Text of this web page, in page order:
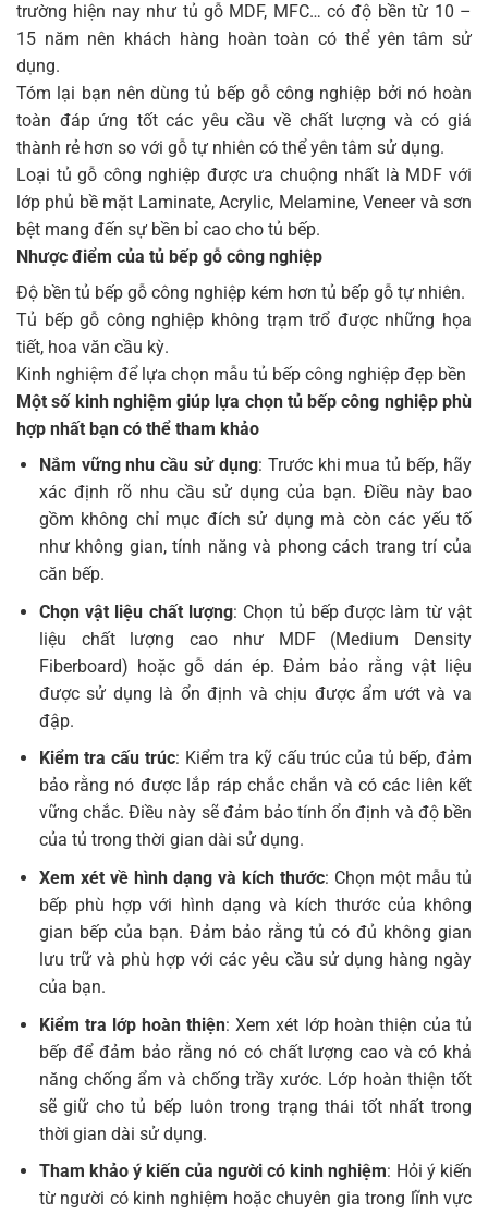
trường hiện nay như tủ gỗ MDF, MFC… có độ bền từ 10 –
15 năm nên khách hàng hoàn toàn có thể yên tâm sử
dụng.
Tóm lại bạn nên dùng tủ bếp gỗ công nghiệp bởi nó hoàn
toàn đáp ứng tốt các yêu cầu về chất lượng và có giá
thành rẻ hơn so với gỗ tự nhiên có thể yên tâm sử dụng.
Loại tủ gỗ công nghiệp được ưa chuộng nhất là MDF với
lớp phủ bề mặt Laminate, Acrylic, Melamine, Veneer và sơn
bệt mang đến sự bền bỉ cao cho tủ bếp.
Nhược điểm của tủ bếp gỗ công nghiệp
Độ bền tủ bếp gỗ công nghiệp kém hơn tủ bếp gỗ tự nhiên.
Tủ bếp gỗ công nghiệp không trạm trổ được những họa
tiết, hoa văn cầu kỳ.
Kinh nghiệm để lựa chọn mẫu tủ bếp công nghiệp đẹp bền
Một số kinh nghiệm giúp lựa chọn tủ bếp công nghiệp phù
hợp nhất bạn có thể tham khảo
Nắm vững nhu cầu sử dụng: Trước khi mua tủ bếp, hãy
xác định rõ nhu cầu sử dụng của bạn. Điều này bao
gồm không chỉ mục đích sử dụng mà còn các yếu tố
như không gian, tính năng và phong cách trang trí của
căn bếp.
Chọn vật liệu chất lượng: Chọn tủ bếp được làm từ vật
liệu chất lượng cao như MDF (Medium Density
Fiberboard) hoặc gỗ dán ép. Đảm bảo rằng vật liệu
được sử dụng là ổn định và chịu được ẩm ướt và va
đập.
Kiểm tra cấu trúc: Kiểm tra kỹ cấu trúc của tủ bếp, đảm
bảo rằng nó được lắp ráp chắc chắn và có các liên kết
vững chắc. Điều này sẽ đảm bảo tính ổn định và độ bền
của tủ trong thời gian dài sử dụng.
Xem xét về hình dạng và kích thước: Chọn một mẫu tủ
bếp phù hợp với hình dạng và kích thước của không
gian bếp của bạn. Đảm bảo rằng tủ có đủ không gian
lưu trữ và phù hợp với các yêu cầu sử dụng hàng ngày
của bạn.
Kiểm tra lớp hoàn thiện: Xem xét lớp hoàn thiện của tủ
bếp để đảm bảo rằng nó có chất lượng cao và có khả
năng chống ẩm và chống trầy xước. Lớp hoàn thiện tốt
sẽ giữ cho tủ bếp luôn trong trạng thái tốt nhất trong
thời gian dài sử dụng.
Tham khảo ý kiến của người có kinh nghiệm: Hỏi ý kiến
từ người có kinh nghiệm hoặc chuyên gia trong lĩnh vực